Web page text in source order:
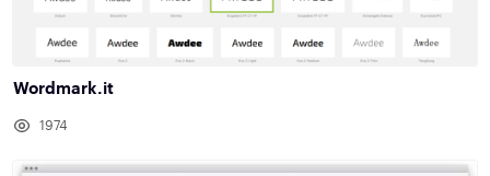
Wordmark.it
1974